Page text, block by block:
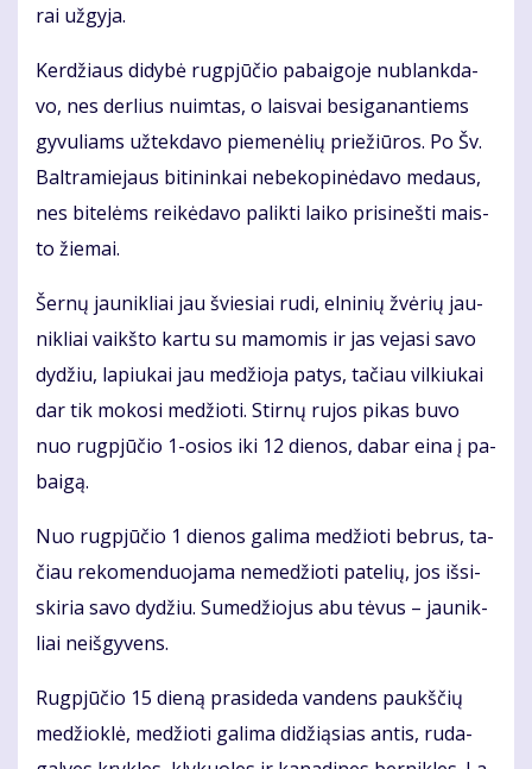
rai už­gy­ja.
Ker­džiaus di­dy­bė rug­pjū­čio pa­bai­go­je nu­blank­da­
vo, nes der­lius nuim­tas, o lais­vai be­si­ga­nan­tiems
gy­vu­liams už­tek­da­vo pie­me­nė­lių prie­žiū­ros. Po Šv.
Bal­tra­mie­jaus bi­ti­nin­kai ne­be­ko­pi­nė­da­vo me­daus,
nes bi­te­lėms rei­kė­da­vo pa­lik­ti lai­ko pri­si­neš­ti mais­
to žie­mai.
Šer­nų jau­nik­liai jau švie­siai ru­di, el­ni­nių žvė­rių jau­
nik­liai vaikš­to kar­tu su ma­mo­mis ir jas ve­ja­si sa­vo
dy­džiu, la­piu­kai jau me­džio­ja pa­tys, ta­čiau vil­kiu­kai
dar tik mo­ko­si me­džio­ti. Stir­nų ru­jos pi­kas bu­vo
nuo rug­pjū­čio 1-osios iki 12 die­nos, da­bar ei­na į pa­
bai­gą.
Nuo rug­pjū­čio 1 die­nos ga­li­ma me­džio­ti beb­rus, ta­
čiau re­ko­men­duo­ja­ma ne­me­džio­ti pa­te­lių, jos iš­si­
ski­ria sa­vo dy­džiu. Su­me­džio­jus abu tė­vus – jau­nik­
liai ne­iš­gy­vens.
Rug­pjū­čio 15 die­ną pra­si­de­da van­dens paukš­čių
me­džiok­lė, me­džio­ti ga­li­ma di­dži­ą­sias an­tis, ru­da­